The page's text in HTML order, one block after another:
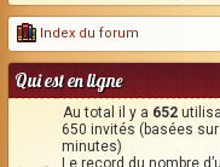
Index du forum
Qui est en ligne
Au total il y a 652
650 invités (basées
minutes)
Le record du nombre